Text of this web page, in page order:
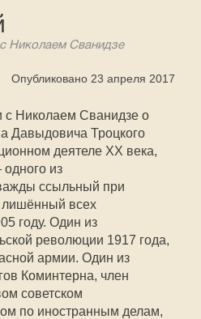
Николаем Сванидзе
Опубликовано 23 апреля 2017
с Николаем Сванидзе о
Давыдовича Троцкого
деятеле XX века,
из
ссыльный при
лишённый всех
году. Один из
революции 1917 года,
армии. Один из
Коминтерна, член
советском
по иностранным делам,